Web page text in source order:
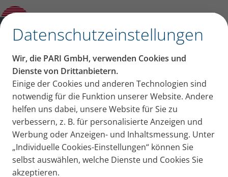
Datenschutzeinstellungen
Wir, die PARI GmbH, verwenden Cookies und
Dienste von Drittanbietern.
Einige der Cookies und anderen Technologien sind
notwendig für die Funktion unserer Website. Andere
helfen uns dabei, unsere Website für Sie zu
verbessern, z. B. für personalisierte Anzeigen und
Werbung oder Anzeigen- und Inhaltsmessung. Unter
„Individuelle Cookies-Einstellungen“ können Sie
selbst auswählen, welche Dienste und Cookies Sie
akzeptieren.
Produktberater